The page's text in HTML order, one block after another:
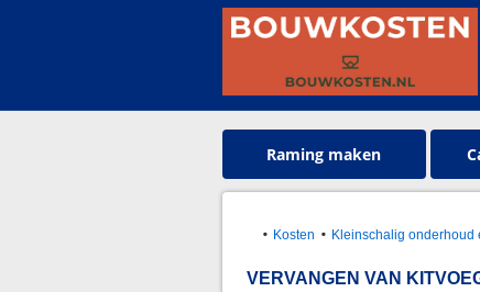
Raming maken
Kosten Kleinschalig onderhoud
VERVANGEN VAN